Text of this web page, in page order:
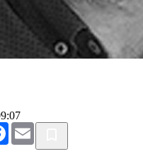
Facebook
Email